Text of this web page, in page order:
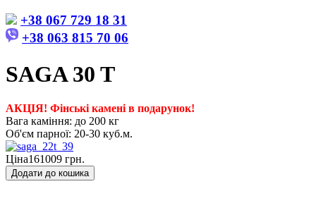
+38 067 729 18 31
+38 063 815 70 06
SAGA 30 T
АКЦІЯ! Фінські камені в подарунок!
Вага каміння: до 200 кг
Об'єм парної: 20-30 куб.м.
Ціна161009 грн.